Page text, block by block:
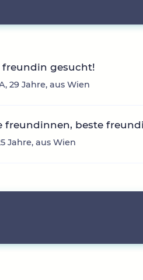
freundin gesucht!
29 Jahre, aus Wien
freundinnen, beste
Jahre, aus Wien